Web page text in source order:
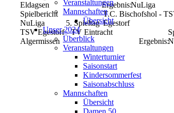
Eldagsen
Ergebnis:NuLiga
Spielbericht
NuLiga
5. Spieltag
T.C. Bischofshol -
Egestorf
TSV Egestorf - TV Eintracht
Algermissen
Ergebnis:
Veranstaltungen
Mannschaften
Übersicht
Unser 2024
Überblick
Veranstaltungen
Winterturnier
Saisonstart
Kindersommerfest
Saisonabschluss
Mannschaften
Übersicht
Damen 50